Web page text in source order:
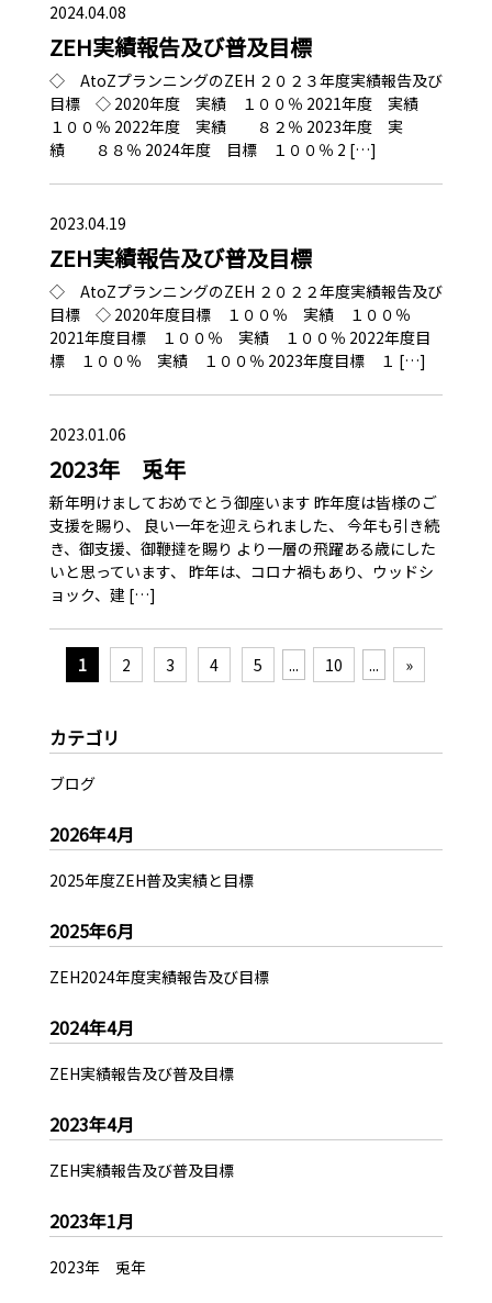
2024.04.08
ZEH実績報告及び普及目標
◇ AtoZプランニングのZEH ２０２３年度実績報告及び
目標 ◇ 2020年度 実績 １００％ 2021年度 実績
１００％ 2022年度 実績 ８２％ 2023年度 実
績 ８８％ 2024年度 目標 １００％ 2 […]
2023.04.19
ZEH実績報告及び普及目標
◇ AtoZプランニングのZEH ２０２２年度実績報告及び
目標 ◇ 2020年度目標 １００％ 実績 １００％
2021年度目標 １００％ 実績 １００％ 2022年度目
標 １００％ 実績 １００％ 2023年度目標 １ […]
2023.01.06
2023年 兎年
新年明けましておめでとう御座います 昨年度は皆様のご
支援を賜り、 良い一年を迎えられました、 今年も引き続
き、御支援、御鞭撻を賜り より一層の飛躍ある歳にした
いと思っています、 昨年は、コロナ禍もあり、ウッドシ
ョック、建 […]
1 2 3 4 5 ... 10 ... »
カテゴリ
ブログ
2026年4月
2025年度ZEH普及実績と目標
2025年6月
ZEH2024年度実績報告及び目標
2024年4月
ZEH実績報告及び普及目標
2023年4月
ZEH実績報告及び普及目標
2023年1月
2023年 兎年